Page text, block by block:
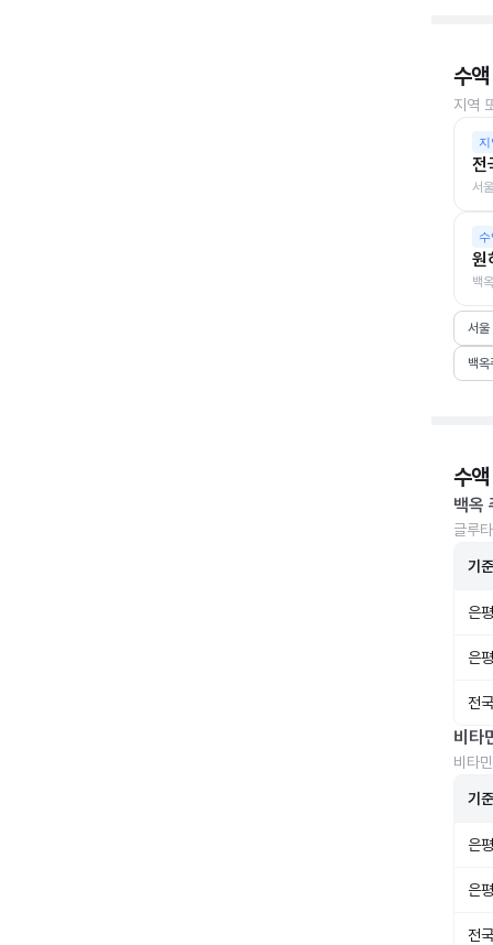
수
지역
전
서
수
원
백
서울
백
수
백옥
글루
기준
은
은
전
비타
비타
기준
은
은
전